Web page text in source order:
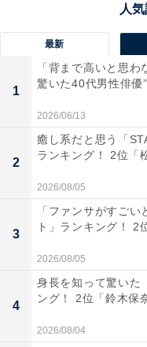
として高い支持を得ま
回答者からは「金太
い。食事もスイーツ
（40代女性／大阪府
上にあり、年末年始
だから」（30代男性
なグルメが魅力的で、
しい贅沢な食事がで
都）といった声が集
最新
1
「背まで高いと思わ
驚いた40代男性俳優
2026/06/13
2
癒し系だと思う「
ランキング！ 2位「
2026/08/05
3
「ファンサがすご
ト」ランキング！ 2
2026/08/05
4
身長を知って驚いた
ング！ 2位「鈴木保
2026/08/04